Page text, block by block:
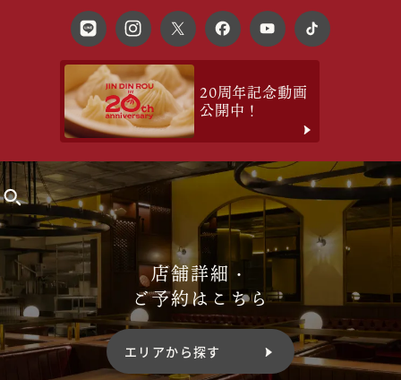
20周年記念動画
公開中！
店舗詳細・
ご予約はこちら
エリアから探す